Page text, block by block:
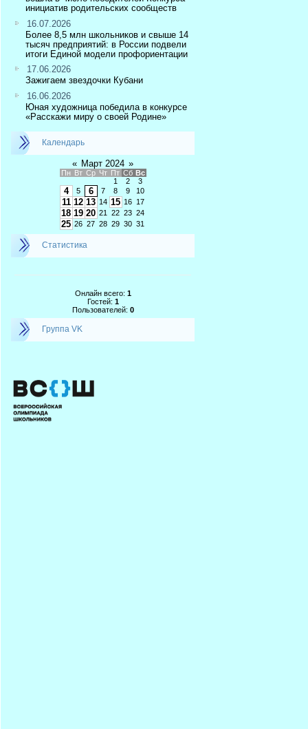
инициатив родительских сообществ
16.07.2026
Более 8,5 млн школьников и свыше 14
тысяч предприятий: в России подвели
итоги Единой модели профориентации
17.06.2026
Зажигаем звездочки Кубани
16.06.2026
Юная художница победила в конкурсе
«Расскажи миру о своей Родине»
Календарь
« Март 2024 »
Пн Вт Ср Чт Пт Сб Вс
1
2 3
4 5 6 7 8 9 10
11 12 13 14 15 16 17
18 19 20 21 22 23 24
25 26 27 28 29 30 31
Статистика
Онлайн всего: 1
Гостей: 1
Пользователей: 0
Группа VK